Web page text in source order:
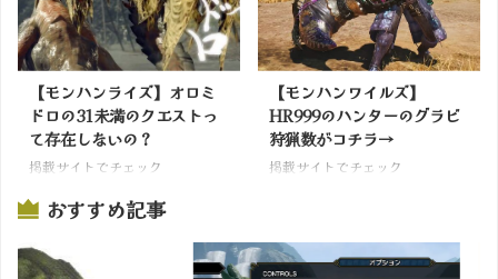
【モンハンライズ】オロミ
ドロの31未満のクエストっ
て存在しないの？
掲載サイトでチェック
【モンハンワイルズ】
HR999のハンターのグラビ
狩猟数がコチラ→
掲載サイトでチェック
おすすめ記事